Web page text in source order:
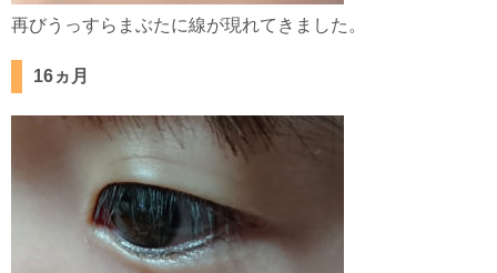
再びうっすらまぶたに線が現れてきました。
16ヵ月